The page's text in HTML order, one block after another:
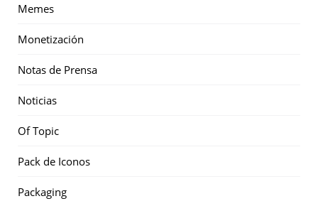
Memes
Monetización
Notas de Prensa
Noticias
Of Topic
Pack de Iconos
Packaging